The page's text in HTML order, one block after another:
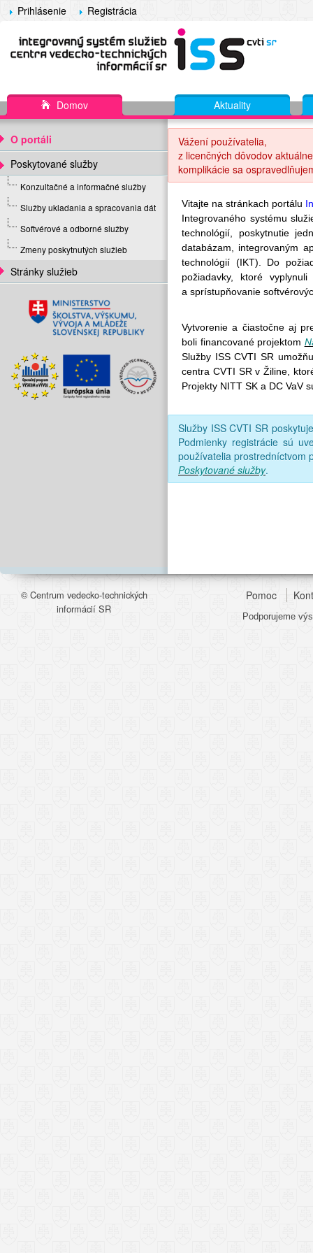
Prihlásenie Registrácia
Domov Aktuality
O portáli
Poskytované služby
Konzultačné a informačné služby
Služby ukladania a spracovania dát
Softvérové a odborné služby
Zmeny poskytnutých služieb
Stránky služieb
Vážení používatelia,
z licenčných dôvodov
komplikácie sa
Vitajte na stránkach portálu
Integrovaného systému
technológií, poskytnutie
databázam, integrovaným
technológií (IKT). Do
požiadavky, ktoré
a sprístupňovanie
Vytvorenie a čiastočne aj
boli financované projektom
Služby ISS CVTI SR
centra CVTI SR v Žiline,
Projekty NITT SK a DC VaV
Služby ISS CVTI SR
Podmienky registrácie sú
používatelia prostredníctvom
Poskytované služby.
© Centrum vedecko-technických
informácií SR
Pomoc
Podporujeme